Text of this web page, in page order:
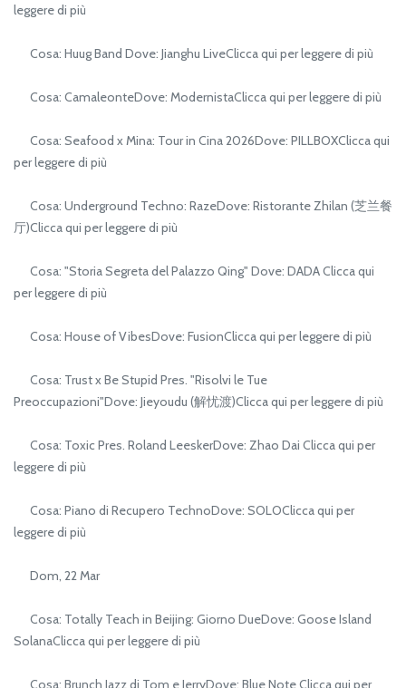
leggere di più
Cosa: Huug Band Dove: Jianghu LiveClicca qui per leggere di più
Cosa: CamaleonteDove: ModernistaClicca qui per leggere di più
Cosa: Seafood x Mina: Tour in Cina 2026Dove: PILLBOXClicca qui
per leggere di più
Cosa: Underground Techno: RazeDove: Ristorante Zhilan (芝兰餐
厅)Clicca qui per leggere di più
Cosa: "Storia Segreta del Palazzo Qing" Dove: DADA Clicca qui
per leggere di più
Cosa: House of VibesDove: FusionClicca qui per leggere di più
Cosa: Trust x Be Stupid Pres. "Risolvi le Tue
Preoccupazioni"Dove: Jieyoudu (解忧渡)Clicca qui per leggere di più
Cosa: Toxic Pres. Roland LeeskerDove: Zhao Dai Clicca qui per
leggere di più
Cosa: Piano di Recupero TechnoDove: SOLOClicca qui per
leggere di più
Dom, 22 Mar
Cosa: Totally Teach in Beijing: Giorno DueDove: Goose Island
SolanaClicca qui per leggere di più
Cosa: Brunch Jazz di Tom e JerryDove: Blue Note Clicca qui per